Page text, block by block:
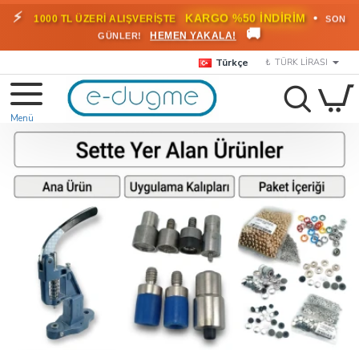
⚡ 1000 TL ÜZERİ ALIŞVERİŞTE KARGO %50 İNDİRİM •
SON
GÜNLER!
HEMEN YAKALA! 🚚
Türkçe ₺ TÜRK LIRASI